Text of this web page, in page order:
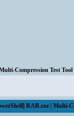
Compression Test
RAR.exe | Multi-